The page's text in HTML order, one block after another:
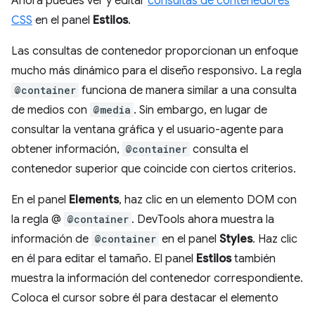
CSS en el panel Estilos.
Las consultas de contenedor proporcionan un enfoque
mucho más dinámico para el diseño responsivo. La regla
@container funciona de manera similar a una consulta
de medios con @media . Sin embargo, en lugar de
consultar la ventana gráfica y el usuario-agente para
obtener información, @container consulta el
contenedor superior que coincide con ciertos criterios.
En el panel Elements, haz clic en un elemento DOM con
la regla @ @container . DevTools ahora muestra la
información de @container en el panel Styles. Haz clic
en él para editar el tamaño. El panel Estilostambién
muestra la información del contenedor correspondiente.
Coloca el cursor sobre él para destacar el elemento